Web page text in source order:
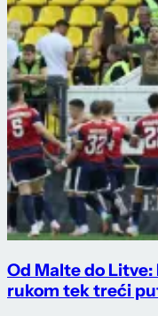
Od Malte do Litve:
rukom tek treći